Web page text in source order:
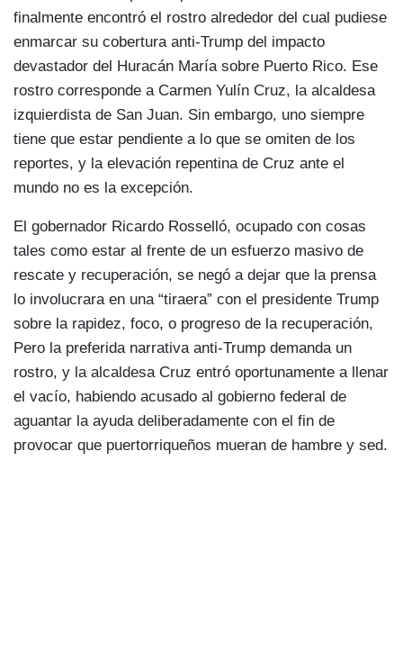
finalmente encontró el rostro alrededor del cual pudiese
enmarcar su cobertura anti-Trump del impacto
devastador del Huracán María sobre Puerto Rico. Ese
rostro corresponde a Carmen Yulín Cruz, la alcaldesa
izquierdista de San Juan. Sin embargo, uno siempre
tiene que estar pendiente a lo que se omiten de los
reportes, y la elevación repentina de Cruz ante el
mundo no es la excepción.
El gobernador Ricardo Rosselló, ocupado con cosas
tales como estar al frente de un esfuerzo masivo de
rescate y recuperación, se negó a dejar que la prensa
lo involucrara en una “tiraera” con el presidente Trump
sobre la rapidez, foco, o progreso de la recuperación,
Pero la preferida narrativa anti-Trump demanda un
rostro, y la alcaldesa Cruz entró oportunamente a llenar
el vacío, habiendo acusado al gobierno federal de
aguantar la ayuda deliberadamente con el fin de
provocar que puertorriqueños mueran de hambre y sed.